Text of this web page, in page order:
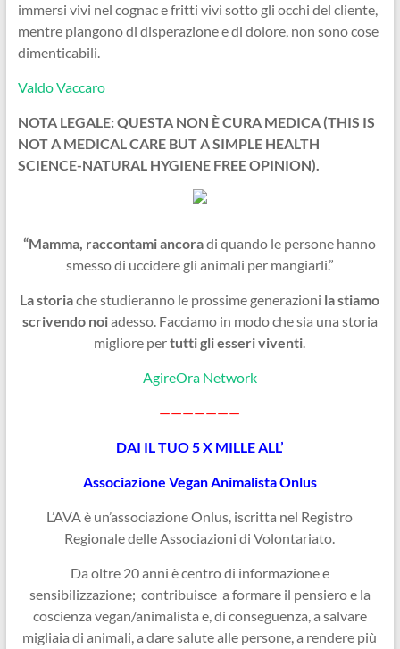
immersi vivi nel cognac e fritti vivi sotto gli occhi del cliente,
mentre piangono di disperazione e di dolore, non sono cose
dimenticabili.
Valdo Vaccaro
NOTA LEGALE: QUESTA NON È CURA MEDICA (THIS IS
NOT A MEDICAL CARE BUT A SIMPLE HEALTH
SCIENCE-NATURAL HYGIENE FREE OPINION).
“Mamma, raccontami ancoradi quando le persone hanno
smesso di uccidere gli animali per mangiarli.”
La storiache studieranno le prossime generazioni la stiamo
scrivendo noiadesso. Facciamo in modo che sia una storia
migliore pertutti gli esseri viventi.
AgireOra Network
———————
DAI IL TUO 5 X MILLE ALL’
Associazione Vegan Animalista Onlus
L’AVA è un’associazione Onlus, iscritta nel Registro
Regionale delle Associazioni di Volontariato.
Da oltre 20 anni è centro di informazione e
sensibilizzazione; contribuisce a formare il pensiero e la
coscienza vegan/animalista e, di conseguenza, a salvare
migliaia di animali, a dare salute alle persone, a rendere più